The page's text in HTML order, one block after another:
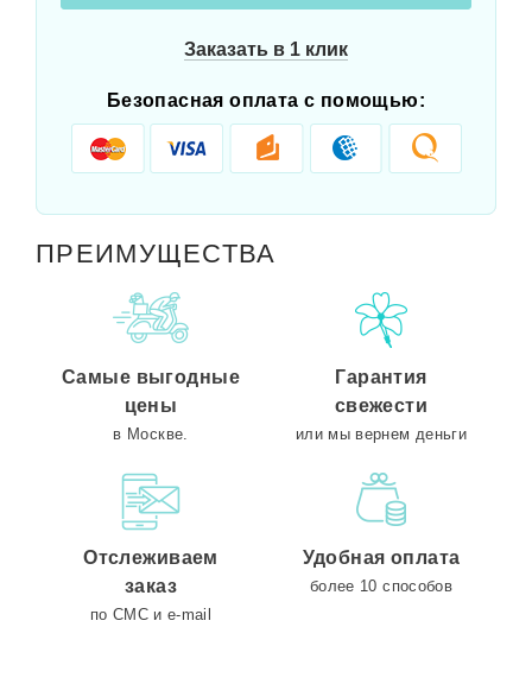
Заказать в 1 клик
Безопасная оплата с помощью:
ПРЕИМУЩЕСТВА
Самые выгодные
цены
в Москве.
Гарантия
свежести
или мы вернем деньги
Отслеживаем
заказ
по СМС и e-mail
Удобная оплата
более 10 способов